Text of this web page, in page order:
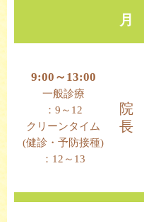
月
9:00～13:00
一般診療
：9～12
クリーンタイム
(健診・予防接種)
：12～13
院
長